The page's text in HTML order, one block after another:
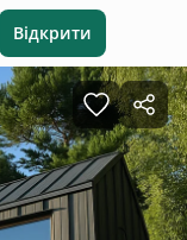
Відкрити